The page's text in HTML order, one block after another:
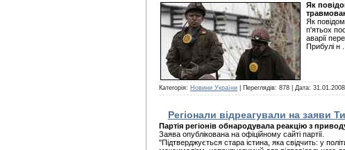
Як
Як
п'ятьох
аварії
Прибулі н
Категорія: Новини України | Переглядів: 878 | Дата:
Регіонали відреагували на заяви
Партія регіонів обнародувала реакцію з
Заява опублікована на офіційному сайті партії.
"Підтверджується стара істина, яка свідчить: у